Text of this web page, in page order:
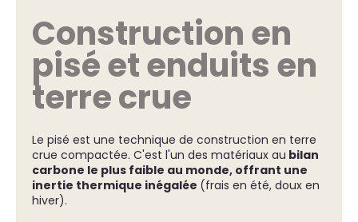
Construction en
pisé et enduits en
terre crue
Le pisé est une technique de construction en terre
crue compactée. C'est l'un des matériaux au bilan
carbone le plus faible au monde, offrant une
inertie thermique inégalée (frais en été, doux en
hiver).